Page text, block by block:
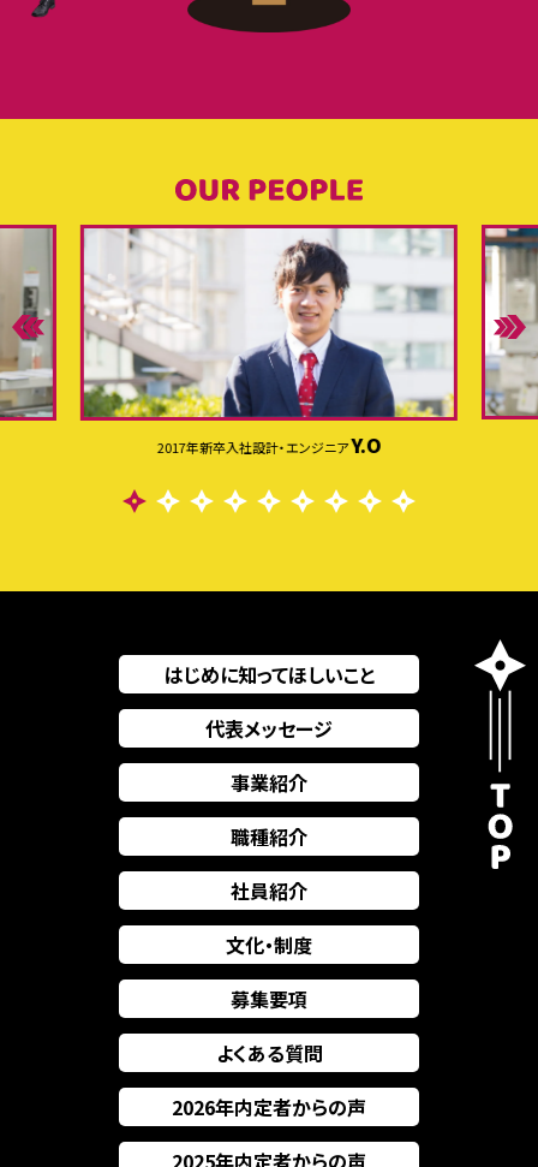
2017年新卒入社設計・エンジニアY.O
はじめに知ってほしいこと
代表メッセージ
事業紹介
職種紹介
社員紹介
文化・制度
募集要項
よくある質問
2026年内定者からの声
2025年内定者からの声